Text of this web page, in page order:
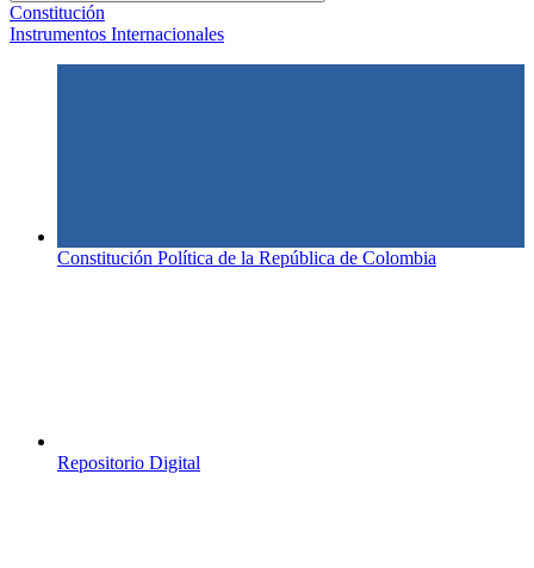
Constitución
Instrumentos Internacionales
Constitución Política de la República de Colombia
Repositorio Digital